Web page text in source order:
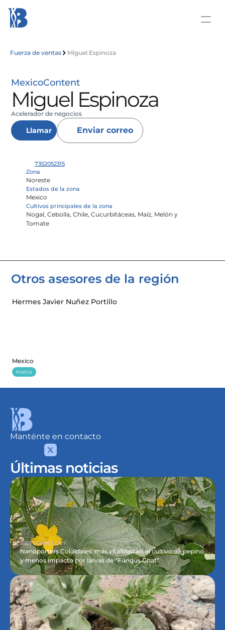
Fuerza de ventas Miguel Espinoza
MexicoContent
Miguel Espinoza
Acelerador de negocios
Llamar Enviar correo
7352052315
Zona
Noreste
Estados de la zona
Mexico
Cultivos principales de la zona
Nogal, Cebolla, Chile, Cucurbitáceas, Maíz, Melón y
Tomate
Otros asesores de la región
Hermes Javier Nuñez Portillo
Mexico
Matriz
Últimas noticias
BIOTECHNOLOGY
Nanoporters Coloidales: más vitalidad en el cultivo de pepino
y menos impacto por larvas de “Fungus Gnat”
Manténte en contacto